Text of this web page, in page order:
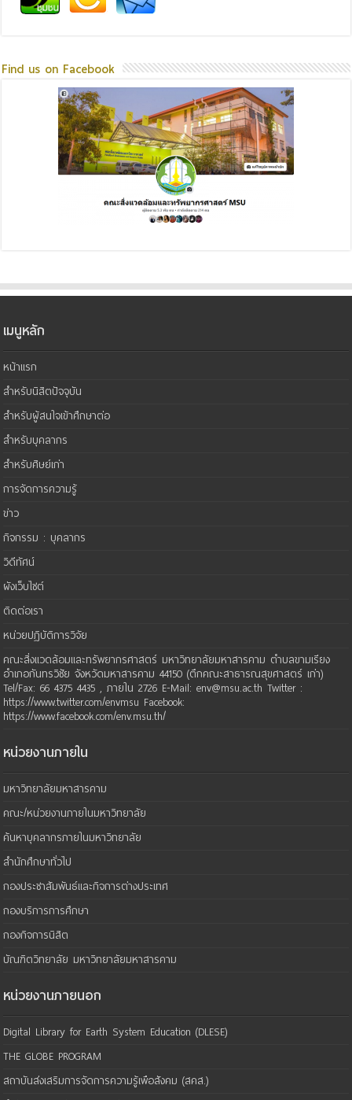
Find us on Facebook
เมนูหลัก
หน้าแรก
สำหรับนิสิตปัจจุบัน
สำหรับผู้สนใจเข้าศึกษาต่อ
สำหรับบุคลากร
สำหรับศิษย์เก่า
การจัดการความรู้
ข่าว
กิจกรรม : บุคลากร
วิดีทัศน์
ผังเว็บไซต์
ติดต่อเรา
หน่วยปฏิบัติการวิจัย
คณะสิ่งแวดล้อมและทรัพยากรศาสตร์ มหาวิทยาลัยมหาสารคาม ตำบลขามเรียง
อำเภอกันทรวิชัย จังหวัดมหาสารคาม 44150 (ตึกคณะสาธารณสุขศาสตร์ เก่า)
Tel/Fax: 66 4375 4435 , ภายใน 2726 E-Mail: env@msu.ac.th Twitter :
https://www.twitter.com/envmsu Facebook:
https://www.facebook.com/env.msu.th/
หน่วยงานภายใน
มหาวิทยาลัยมหาสารคาม
คณะ/หน่วยงานภายในมหาวิทยาลัย
ค้นหาบุคลากรภายในมหาวิทยาลัย
สำนักศึกษาทั่วไป
กองประชาสัมพันธ์และกิจการต่างประเทศ
กองบริการการศึกษา
กองกิจการนิสิต
บัณฑิตวิทยาลัย มหาวิทยาลัยมหาสารคาม
หน่วยงานภายนอก
Digital Library for Earth System Education (DLESE)
THE GLOBE PROGRAM
สถาบันส่งเสริมการจัดการความรู้เพือสังคม (สคส.)